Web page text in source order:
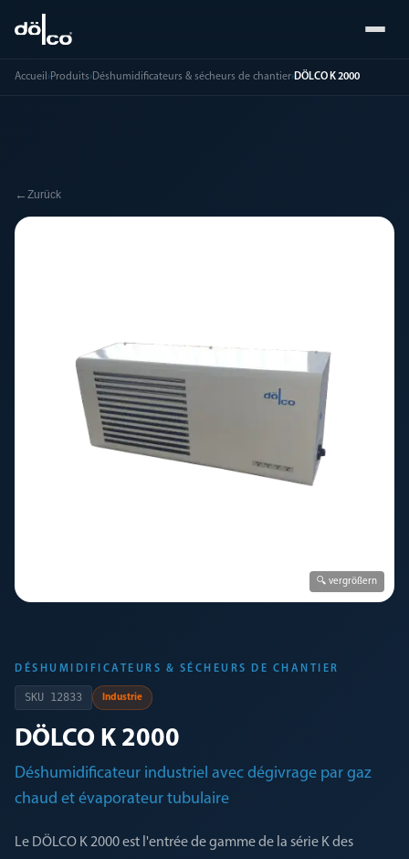
Accueil ›Produits›Déshumidificateurs & sécheurs de chantier›DÖLCO K 2000
← Zurück
🔍 vergrößern
DÉSHUMIDIFICATEURS & SÉCHEURS DE CHANTIER
SKU 12833 Industrie
DÖLCO K 2000
Déshumidificateur industriel avec dégivrage par gaz
chaud et évaporateur tubulaire
Le DÖLCO K 2000 est l'entrée de gamme de la série K des